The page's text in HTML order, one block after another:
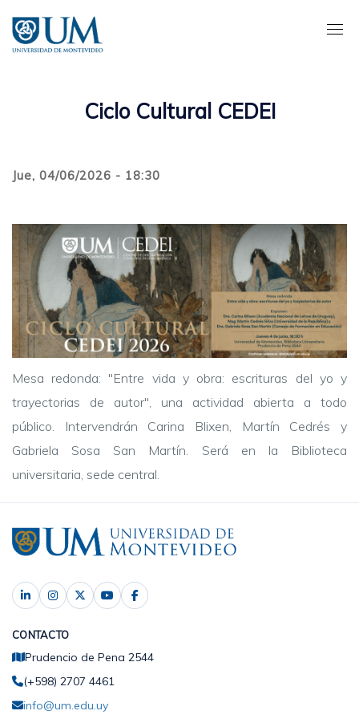
contenido
principal
Ciclo Cultural CEDEI
Jue, 04/06/2026 - 18:30
Mesa redonda: "Entre vida y obra: escrituras del yo y
trayectorias de autor", una actividad abierta a todo
público. Intervendrán Carina Blixen, Martín Cedrés y
Gabriela Sosa San Martín. Será en la Biblioteca
universitaria, sede central.
CONTACTO
Prudencio de Pena 2544
(+598) 2707 4461
info@um.edu.uy